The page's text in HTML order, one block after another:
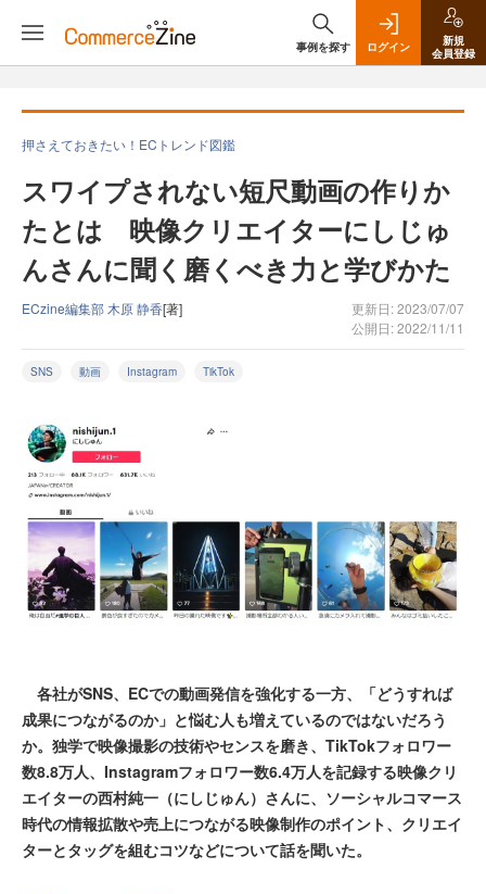
事例を探す ログイン
新規
会員登録
押さえておきたい！ECトレンド図鑑
スワイプされない短尺動画の作りか
たとは 映像クリエイターにしじゅ
んさんに聞く磨くべき力と学びかた
ECzine編集部 木原 静香[著]
更新日: 2023/07/07
公開日: 2022/11/11
SNS 動画 Instagram TikTok
各社がSNS、ECでの動画発信を強化する一方、「どうすれば
成果につながるのか」と悩む人も増えているのではないだろう
か。独学で映像撮影の技術やセンスを磨き、TikTokフォロワー
数8.8万人、Instagramフォロワー数6.4万人を記録する映像クリ
エイターの西村純一（にしじゅん）さんに、ソーシャルコマース
時代の情報拡散や売上につながる映像制作のポイント、クリエイ
ターとタッグを組むコツなどについて話を聞いた。